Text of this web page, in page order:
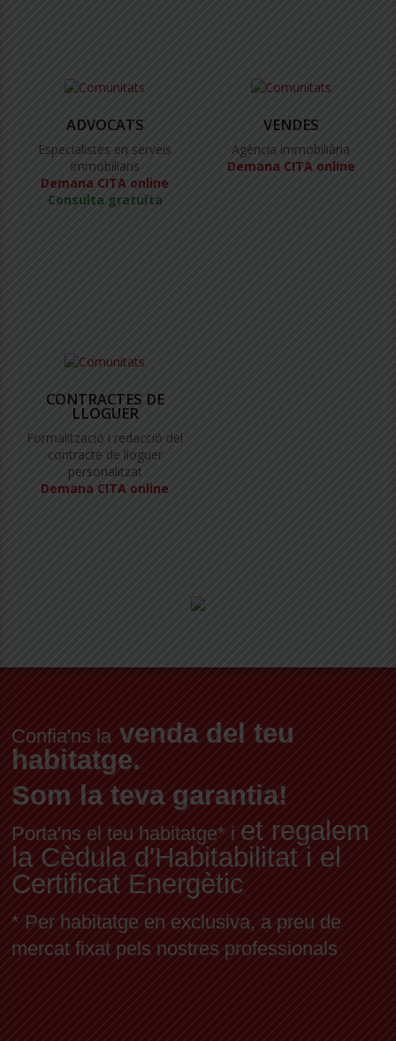
ADVOCATS
Especialistes en serveis
immobiliaris
Demana CITA online
Consulta gratuïta
VENDES
Agència immobiliària
Demana CITA online
CONTRACTES DE
LLOGUER
Formalització i redacció del
contracte de lloguer
personalitzat
Demana CITA online
Confia'ns la venda del teu
habitatge.
Som la teva garantia!
Porta'ns el teu habitatge* i et regalem
la Cèdula d'Habitabilitat i el
Certificat Energètic
* Per habitatge en exclusiva, a preu de
mercat fixat pels nostres professionals